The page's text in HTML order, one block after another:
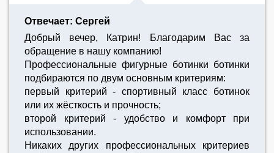
Отвечает: Сергей
Добрый вечер, Катрин! Благодарим Вас за
обращение в нашу компанию!
Профессиональные фигурные ботинки ботинки
подбираются по двум основным критериям:
первый критерий - спортивный класс ботинок
или их жёсткость и прочность;
второй критерий - удобство и комфорт при
использовании.
Никаких других профессиональных критериев